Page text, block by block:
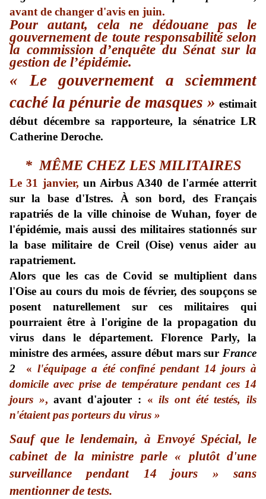
avant de changer d'avis en juin.
Pour autant, cela ne dédouane pas le
gouvernement de toute responsabilitéselon
la commission d’enquête du Sénat sur la
gestion de l’épidémie.
«Le gouvernement a sciemment
caché la pénurie de masques » estimait
début décembre sa rapporteure, la sénatrice LR
Catherine Deroche.
* MÊME CHEZ LES MILITAIRES
Le 31 janvier, un Airbus A340 de l'armée atterrit
sur la base d'Istres. À son bord, des Français
rapatriés de la ville chinoise de Wuhan, foyer de
l'épidémie, mais aussi des militaires stationnés sur
la base militaire de Creil (Oise) venus aider au
rapatriement.
Alors que les cas de Covid se multiplient dans
l'Oise au cours du mois de février, des soupçons se
posent naturellement sur ces militaires qui
pourraient être à l'origine de la propagation du
virus dans le département. Florence Parly, la
ministre des armées, assure début mars sur France
2
« l'équipage a été confiné pendant 14 jours à
domicile avec prise de température pendant ces 14
jours », avant d'ajouter : «ils ont été testés, ils
n'étaient pas porteurs du virus »
Sauf que le lendemain, à Envoyé Spécial, le
cabinet de la ministre parle « plutôt d'une
surveillance pendant 14 jours » sans
mentionner de tests.